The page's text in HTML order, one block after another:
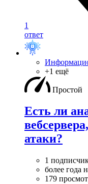
1
ответ
+1 ещё
Простой
Есть ли
атаки?
1
более года
179